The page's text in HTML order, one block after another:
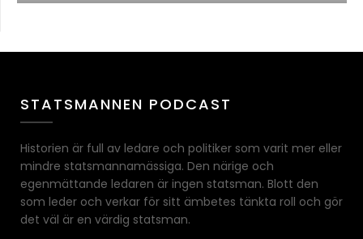
STATSMANNEN PODCAST
Historien är full av ledare och politiker som varit mer eller
mindre statsmannamässiga. Den närige och
egenmättande ledaren är ingen statsman. Blott den
som leder och verkar för sitt ämbetes tänkta roll och gör
det väl är en värdig statsman.